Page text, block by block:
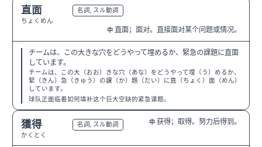
直面
ちょくめん
名詞, スル動詞
中 直面；面对。直接面对某个问题或情况。
チームは、この大きな穴をどうやって埋めるか、緊急の課題に直面
しています。
チームは、この大（おお）きな穴（あな）をどうやって埋（う）めるか、
緊（きん）急（きゅう）の課（か）題（だい）に直（ちょく）面（めん）
しています。
球队正面临着如何填补这个巨大空缺的紧急课题。
獲得
かくとく
名詞, スル動詞 中 获得；取得。努力后得到。